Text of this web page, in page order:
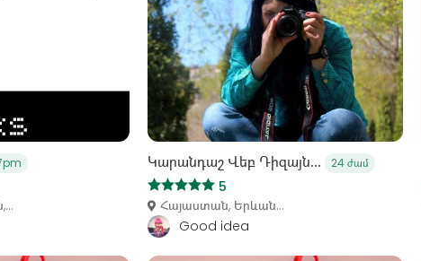
Կարանդաշ Վեբ Դիզայն... 24 ժամ
5
Հայաստան, Երևան...
Good idea